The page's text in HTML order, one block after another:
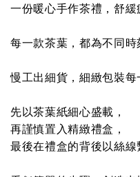
一份暖心手作茶禮，舒緩
每一款茶葉，都為不同
慢工出細貨，細緻包裝
先以茶葉紙細心盛載，
再謹慎置入精緻禮盒，
最後在禮盒的背後以絲線